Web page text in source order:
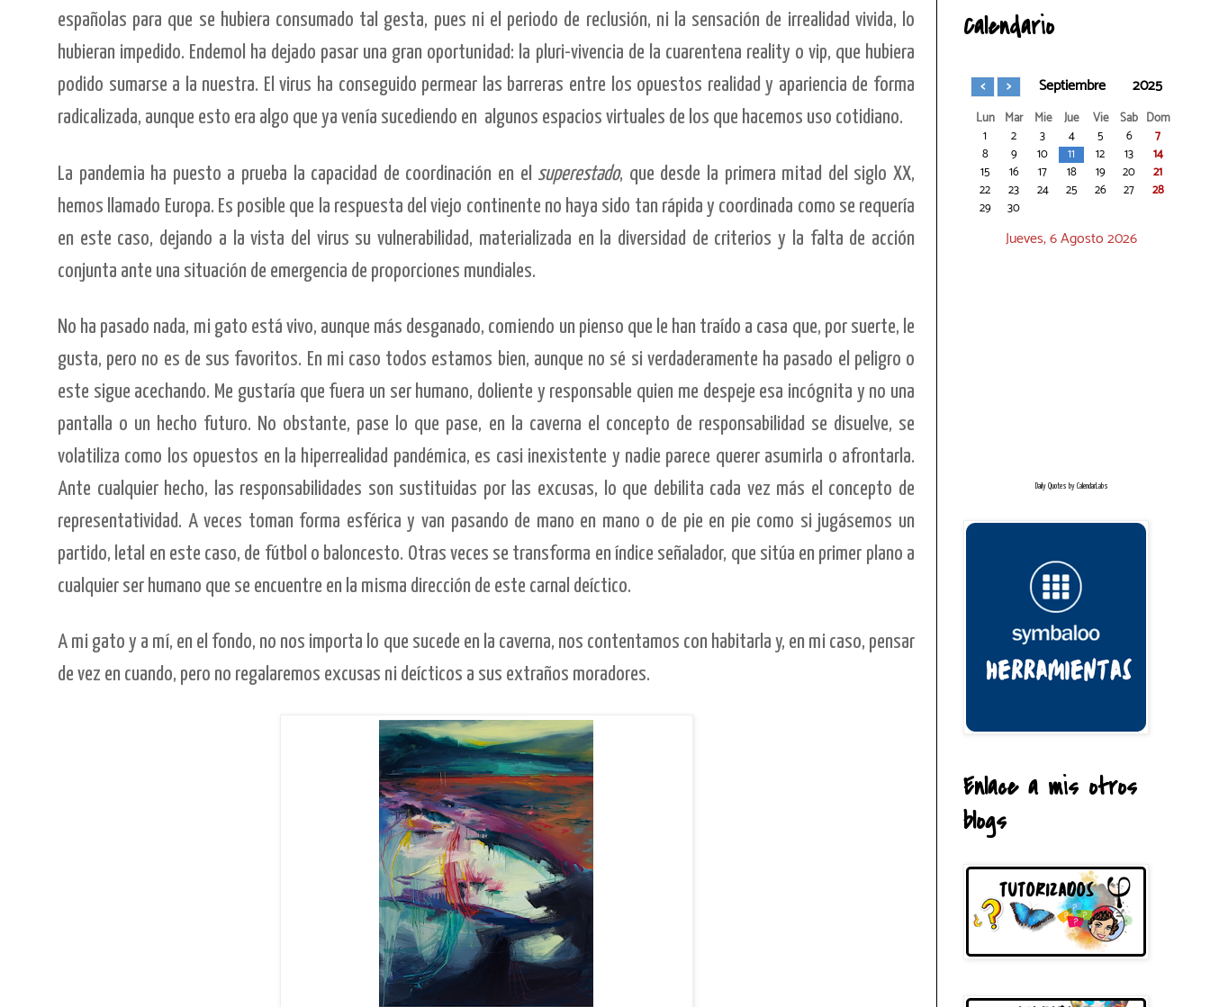
españolas para que se hubiera consumado tal gesta, pues ni el periodo de reclusión, ni la sensación de irrealidad vivida, lo
hubieran impedido. Endemol ha dejado pasar una gran oportunidad: la pluri-vivencia de la cuarentena reality o vip, que hubiera
podido sumarse a la nuestra. El virus ha conseguido permear las barreras entre los opuestos realidad y apariencia de forma
radicalizada, aunque esto era algo que ya venía sucediendo en algunos espacios virtuales de los que hacemos uso cotidiano.
La pandemia ha puesto a prueba la capacidad de coordinación en el superestado, que desde la primera mitad del siglo XX,
hemos llamado Europa. Es posible que la respuesta del viejo continente no haya sido tan rápida y coordinada como se requería
en este caso, dejando a la vista del virus su vulnerabilidad, materializada en la diversidad de criterios y la falta de acción
conjunta ante una situación de emergencia de proporciones mundiales.
No ha pasado nada, mi gato está vivo, aunque más desganado, comiendo un pienso que le han traído a casa que, por suerte, le
gusta, pero no es de sus favoritos. En mi caso todos estamos bien, aunque no sé si verdaderamente ha pasado el peligro o
este sigue acechando. Me gustaría que fuera un ser humano, doliente y responsable quien me despeje esa incógnita y no una
pantalla o un hecho futuro. No obstante, pase lo que pase, en la caverna el concepto de responsabilidad se disuelve, se
volatiliza como los opuestos en la hiperrealidad pandémica, es casi inexistente y nadie parece querer asumirla o afrontarla.
Ante cualquier hecho, las responsabilidades son sustituidas por las excusas, lo que debilita cada vez más el concepto de
representatividad. A veces toman forma esférica y van pasando de mano en mano o de pie en pie como si jugásemos un
partido, letal en este caso, de fútbol o baloncesto. Otras veces se transforma en índice señalador, que sitúa en primer plano a
cualquier ser humano que se encuentre en la misma dirección de este carnal deíctico.
A mi gato y a mí, en el fondo, no nos importa lo que sucede en la caverna, nos contentamos con habitarla y, en mi caso, pensar
de vez en cuando, pero no regalaremos excusas ni deícticos a sus extraños moradores.
Calendario
Septiembre 2025
Lun Mar Mie Jue Vie Sab Dom
1
2 3 4 5 6
7
8
9 10 11 12 13
14
15
16 17 18 19 20
21
22
23 24 25 26 27
28
29
30
Jueves, 6 Agosto 2026
Daily Quotes by CalendarLabs
Enlace a mis otros
blogs